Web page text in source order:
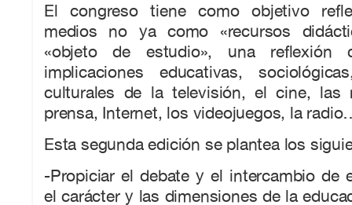
El congreso tiene como objetivo
medios no ya como «recursos
«objeto de estudio», una reflexión
implicaciones educativas,
culturales de la televisión, el cine, las
prensa, Internet, los videojuegos, la
Esta segunda edición se plantea los
-Propiciar el debate y el intercambio de
el carácter y las dimensiones de la